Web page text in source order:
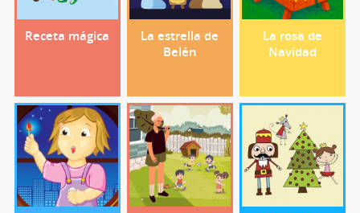
Receta mágica
La estrella de
Belén
La rosa de
Navidad